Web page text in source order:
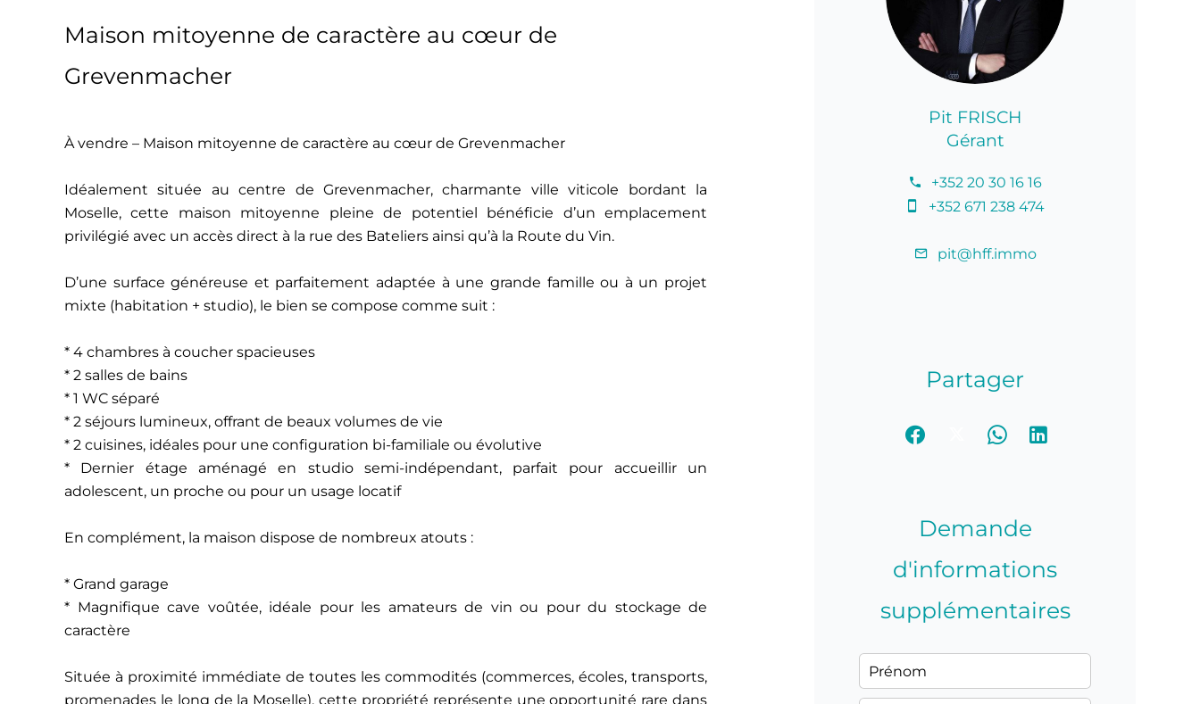
Maison mitoyenne de caractère au cœur de
Grevenmacher
À vendre – Maison mitoyenne de caractère au cœur de Grevenmacher
Idéalement située au centre de Grevenmacher, charmante ville viticole bordant la
Moselle, cette maison mitoyenne pleine de potentiel bénéficie d’un emplacement
privilégié avec un accès direct à la rue des Bateliers ainsi qu’à la Route du Vin.
D’une surface généreuse et parfaitement adaptée à une grande famille ou à un projet
mixte (habitation + studio), le bien se compose comme suit :
* 4 chambres à coucher spacieuses
* 2 salles de bains
* 1 WC séparé
* 2 séjours lumineux, offrant de beaux volumes de vie
* 2 cuisines, idéales pour une configuration bi-familiale ou évolutive
* Dernier étage aménagé en studio semi-indépendant, parfait pour accueillir un
adolescent, un proche ou pour un usage locatif
En complément, la maison dispose de nombreux atouts :
* Grand garage
* Magnifique cave voûtée, idéale pour les amateurs de vin ou pour du stockage de
caractère
Située à proximité immédiate de toutes les commodités (commerces, écoles, transports,
promenades le long de la Moselle), cette propriété représente une opportunité rare dans
Pit FRISCH
Gérant
+352 20 30 16 16
+352 671 238 474
pit@hff.immo
Partager
Demande
d'informations
supplémentaires